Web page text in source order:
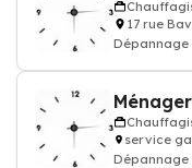
17 rue
service